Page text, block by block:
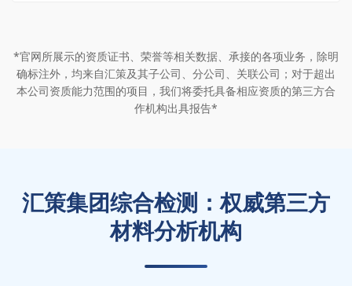
*官网所展示的资质证书、荣誉等相关数据、承接的各项业务，除明
确标注外，均来自汇策及其子公司、分公司、关联公司；对于超出
本公司资质能力范围的项目，我们将委托具备相应资质的第三方合
作机构出具报告*
汇策集团综合检测：权威第三方
材料分析机构